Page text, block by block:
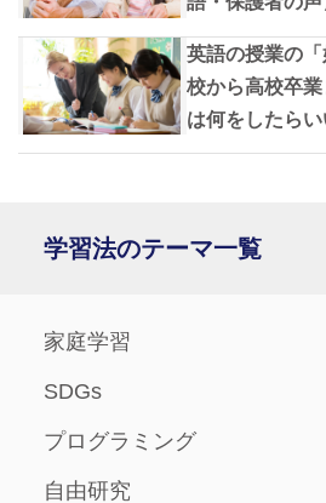
英語の授業の
校から高校卒
は何をしたらい
学習法のテーマ一覧
家庭学習
SDGs
プログラミング
自由研究